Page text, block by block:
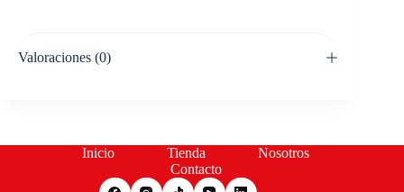
Valoraciones (0)
Inicio Tienda
Nosotros
Contacto